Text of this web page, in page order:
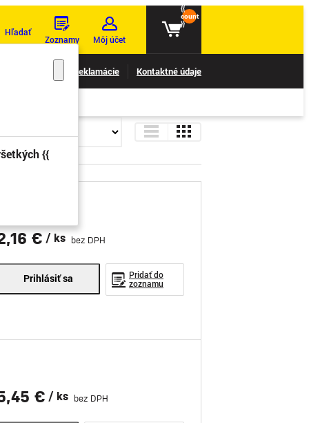
{{
Hľadať
Zoznamy Môj účet
{{
count
}}
Reklamácie Kontaktné údaje
€ / ks bez DPH
Prihlásiť sa
Pridať do
zoznamu
€ / ks bez DPH